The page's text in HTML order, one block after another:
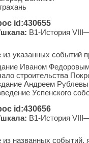
id:430655
B1-История
из указанных событий
Иваном
строительства
Андреем
Успенского
id:430656
B1-История
из названных событий,